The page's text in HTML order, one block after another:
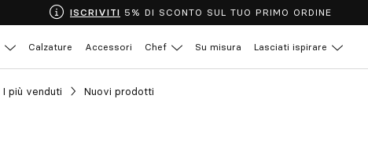
ISCRIVITI 5% DI SCONTO SUL TUO PRIMO ORDINE
Calzature Accessori Chef Su misura Lasciati ispirare
I più venduti Nuovi prodotti